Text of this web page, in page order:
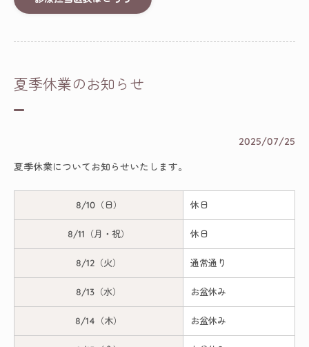
夏季休業のお知らせ
2025/07/25
夏季休業についてお知らせいたします。
8/10（日） 休日
8/11（月・祝） 休日
8/12（火） 通常通り
8/13（水） お盆休み
8/14（木） お盆休み